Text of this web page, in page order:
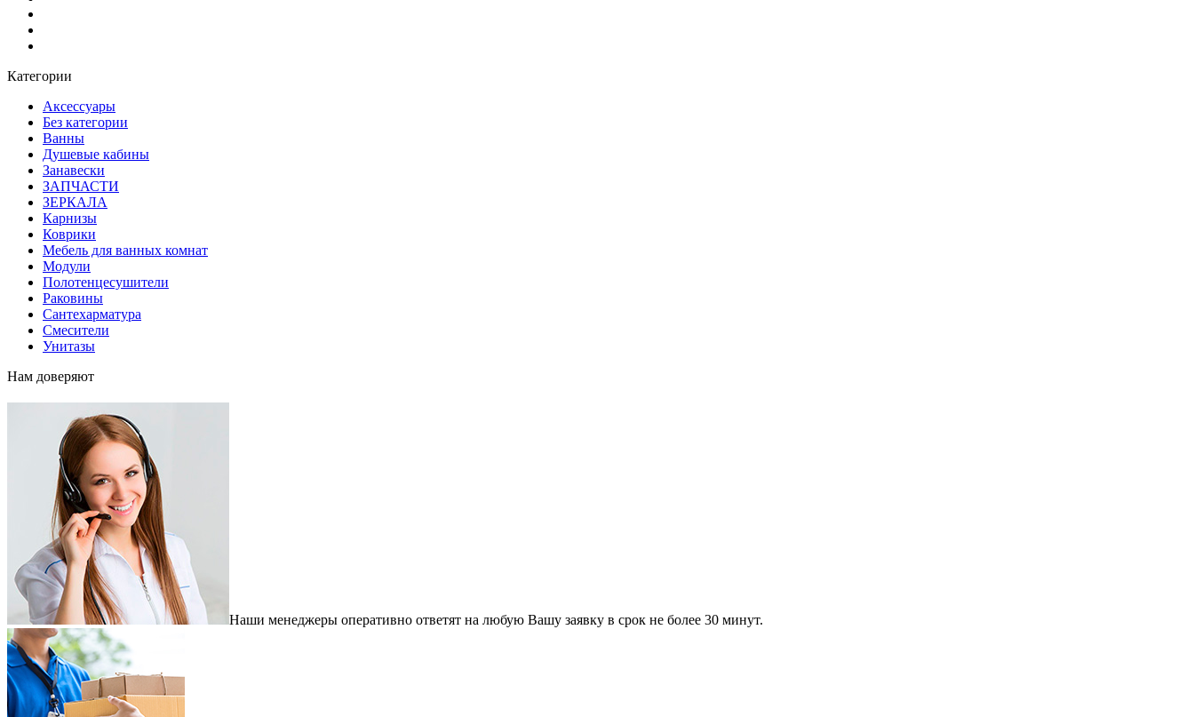
Категории
Аксессуары
Без категории
Ванны
Душевые кабины
Занавески
ЗАПЧАСТИ
ЗЕРКАЛА
Карнизы
Коврики
Мебель для ванных комнат
Модули
Полотенцесушители
Раковины
Сантехарматура
Смесители
Унитазы
Нам доверяют
Наши менеджеры оперативно ответят на любую Вашу заявку в срок не более 30 минут.